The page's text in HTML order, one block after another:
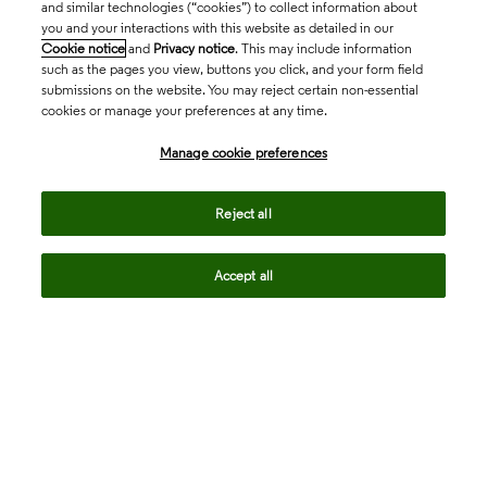
and similar technologies (“cookies”) to collect information about
you and your interactions with this website as detailed in our
Cookie notice and Privacy notice. This may include information
such as the pages you view, buttons you click, and your form field
submissions on the website. You may reject certain non-essential
cookies or manage your preferences at any time.
Manage cookie preferences
Reject all
Accept all